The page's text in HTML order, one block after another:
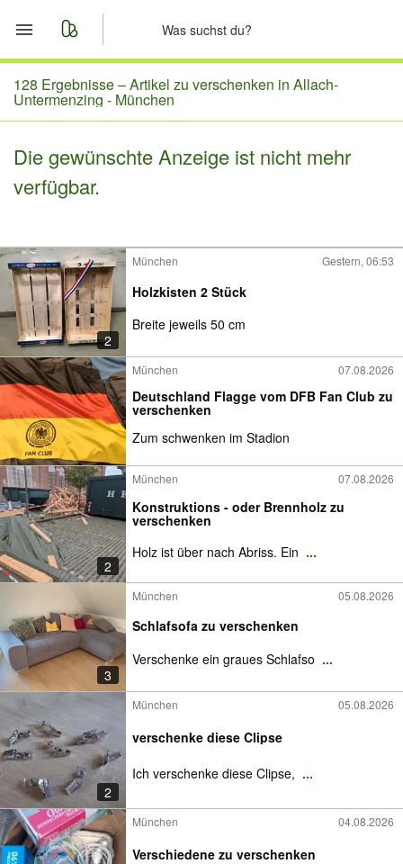
Start
Merkliste
Nachrichten
128 Ergebnisse –Artikel zu verschenken in Allach-
Untermenzing - München
Die gewünschte Anzeige ist nicht mehr
verfügbar.
2
München Gestern, 06:53
Holzkisten 2 Stück
Breite jeweils 50 cm
München 07.08.2026
Deutschland Flagge vom DFB Fan Club zu
verschenken
Zum schwenken im Stadion
2
München 07.08.2026
Konstruktions - oder Brennholz zu
verschenken
Holz ist über nach Abriss. Ein ...
3
München 05.08.2026
Schlafsofa zu verschenken
Verschenke ein graues Schlafso ...
2
München 05.08.2026
verschenke diese Clipse
Ich verschenke diese Clipse, ...
München 04.08.2026
Verschiedene zu verschenken